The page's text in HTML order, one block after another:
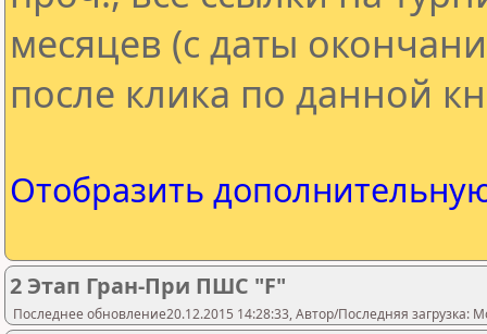
месяцев (с даты
после клика по данной
Отобразить
2 Этап Гран-При ПШС "F"
Последнее обновление20.12.2015 14:28:33, Автор/Последняя загрузка: